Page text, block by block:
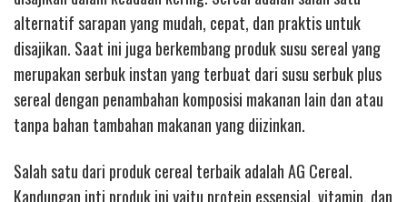
alternatif sarapan yang mudah, cepat, dan praktis untuk
disajikan. Saat ini juga berkembang produk susu sereal yang
merupakan serbuk instan yang terbuat dari susu serbuk plus
sereal dengan penambahan komposisi makanan lain dan atau
tanpa bahan tambahan makanan yang diizinkan.
Salah satu dari produk cereal terbaik adalah AG Cereal.
Kandungan inti produk ini yaitu protein essensial, vitamin, dan